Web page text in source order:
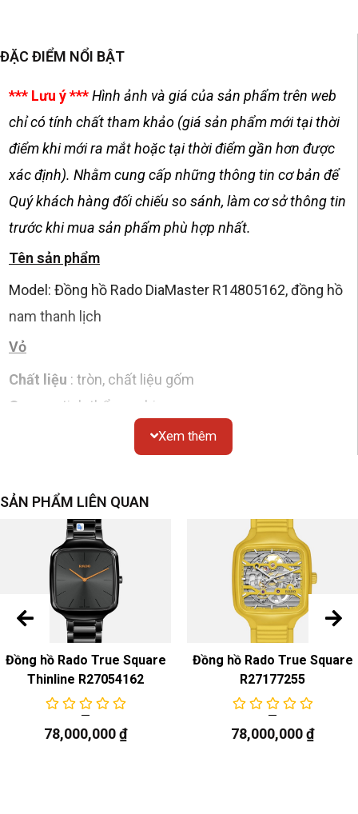
ĐẶC ĐIỂM NỔI BẬT
*** Lưu ý ***Hình ảnh và giá của sản phẩm trên web
chỉ có tính chất tham khảo (giá sản phẩm mới tại thời
điểm khi mới ra mắt hoặc tại thời điểm gần hơn được
xác định). Nhằm cung cấp những thông tin cơ bản để
Quý khách hàng đối chiếu so sánh, làm cơ sở thông tin
trước khi mua sản phẩm phù hợp nhất.
Tên sản phẩm
Model: Đồng hồ Rado DiaMaster R14805162, đồng hồ
nam thanh lịch
Vỏ
Chất liệu : tròn, chất liệu gốm
Gương
: tinh thể sapphire
: 50 mét
: đường kính 41mm
Mặt số
Màu sắc & Chất liệu
dây đeo đồng hồ
Màu sắc & Chất liệu
: Dây đeo bằng gốm công nghệ
cao màu đen
: khóa gấp bằng gốm công nghệ cao
sự chuyển động
Chuyển động cơ học tự động
Chức năng
Xem thêm
SẢN PHẨM LIÊN QUAN
Đồng hồ Rado True Square
Thinline R27054162
78,000,000₫
Đồng hồ Rado True Square
R27177255
78,000,000₫